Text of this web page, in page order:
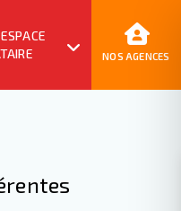
NOS AGENCES